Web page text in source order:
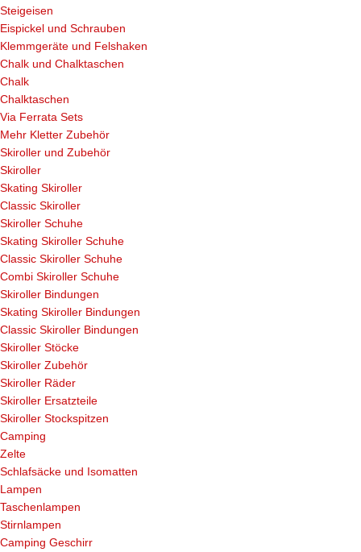
Steigeisen
Eispickel und Schrauben
Klemmgeräte und Felshaken
Chalk und Chalktaschen
Chalk
Chalktaschen
Via Ferrata Sets
Mehr Kletter Zubehör
Skiroller und Zubehör
Skiroller
Skating Skiroller
Classic Skiroller
Skiroller Schuhe
Skating Skiroller Schuhe
Classic Skiroller Schuhe
Combi Skiroller Schuhe
Skiroller Bindungen
Skating Skiroller Bindungen
Classic Skiroller Bindungen
Skiroller Stöcke
Skiroller Zubehör
Skiroller Räder
Skiroller Ersatzteile
Skiroller Stockspitzen
Camping
Zelte
Schlafsäcke und Isomatten
Lampen
Taschenlampen
Stirnlampen
Camping Geschirr